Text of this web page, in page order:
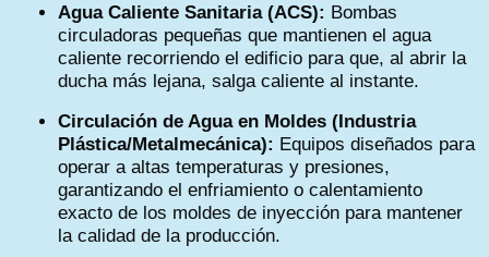
Agua Caliente Sanitaria (ACS): Bombas
circuladoras pequeñas que mantienen el agua
caliente recorriendo el edificio para que, al abrir la
ducha más lejana, salga caliente al instante.
Circulación de Agua en Moldes (Industria
Plástica/Metalmecánica): Equipos diseñados para
operar a altas temperaturas y presiones,
garantizando el enfriamiento o calentamiento
exacto de los moldes de inyección para mantener
la calidad de la producción.